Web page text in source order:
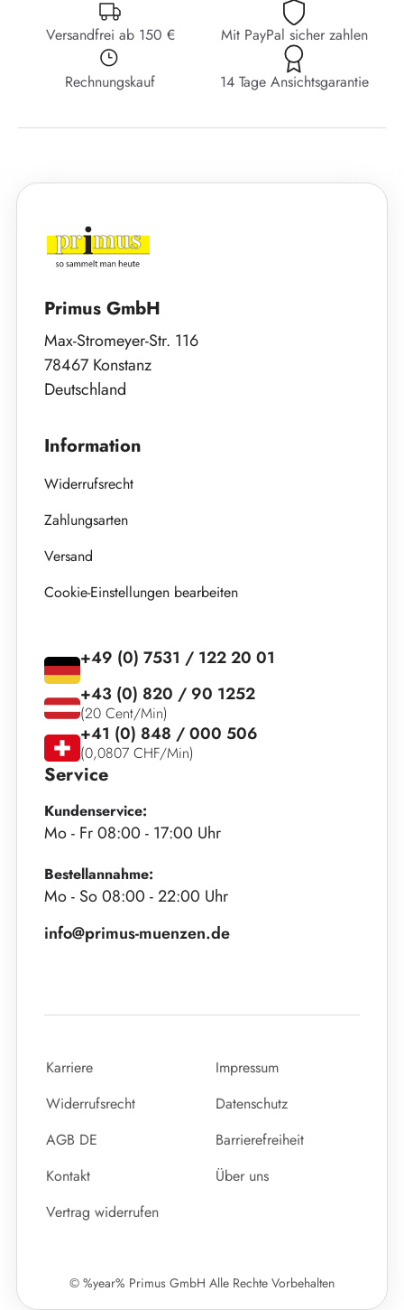
Versandfrei ab 150 € Mit PayPal sicher zahlen
Rechnungskauf 14 Tage Ansichtsgarantie
Primus GmbH
Max-Stromeyer-Str. 116
78467 Konstanz
Deutschland
Information
Widerrufsrecht
Zahlungsarten
Versand
Cookie-Einstellungen bearbeiten
Service
Kundenservice:
Mo - Fr 08:00 - 17:00 Uhr
Bestellannahme:
Mo - So 08:00 - 22:00 Uhr
info@primus-muenzen.de
+49 (0) 7531 / 122 20 01
+43 (0) 820 / 90 1252
(20 Cent/Min)
+41 (0) 848 / 000 506
(0,0807 CHF/Min)
Karriere
Impressum
Widerrufsrecht
Datenschutz
AGB DE
Barrierefreiheit
Kontakt
Über uns
Vertrag widerrufen
© %year% Primus GmbH Alle Rechte Vorbehalten